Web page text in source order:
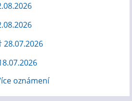
28.07.2026
oznámení